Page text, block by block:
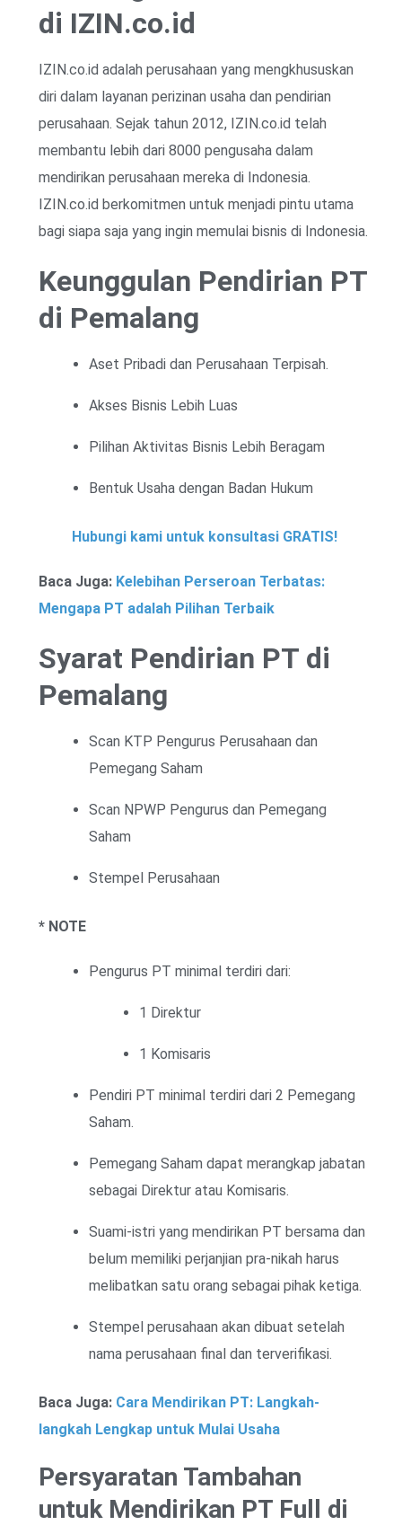
di IZIN.co.id
IZIN.co.id adalah perusahaan yang mengkhususkan
diri dalam layanan perizinan usaha dan pendirian
perusahaan. Sejak tahun 2012, IZIN.co.id telah
membantu lebih dari 8000 pengusaha dalam
mendirikan perusahaan mereka di Indonesia.
IZIN.co.id berkomitmen untuk menjadi pintu utama
bagi siapa saja yang ingin memulai bisnis di Indonesia.
Keunggulan Pendirian PT
di Pemalang
Aset Pribadi dan Perusahaan Terpisah.
Akses Bisnis Lebih Luas
Pilihan Aktivitas Bisnis Lebih Beragam
Bentuk Usaha dengan Badan Hukum
Hubungi kami untuk konsultasi GRATIS!
Baca Juga: Kelebihan Perseroan Terbatas:
Mengapa PT adalah Pilihan Terbaik
Syarat Pendirian PT di
Pemalang
Scan KTP Pengurus Perusahaan dan
Pemegang Saham
Scan NPWP Pengurus dan Pemegang
Saham
Stempel Perusahaan
* NOTE
Pengurus PT minimal terdiri dari:
1 Direktur
1 Komisaris
Pendiri PT minimal terdiri dari 2 Pemegang
Saham.
Pemegang Saham dapat merangkap jabatan
sebagai Direktur atau Komisaris.
Suami-istri yang mendirikan PT bersama dan
belum memiliki perjanjian pra-nikah harus
melibatkan satu orang sebagai pihak ketiga.
Stempel perusahaan akan dibuat setelah
nama perusahaan final dan terverifikasi.
Baca Juga: Cara Mendirikan PT: Langkah-
langkah Lengkap untuk Mulai Usaha
Persyaratan Tambahan
untuk Mendirikan PT Full di